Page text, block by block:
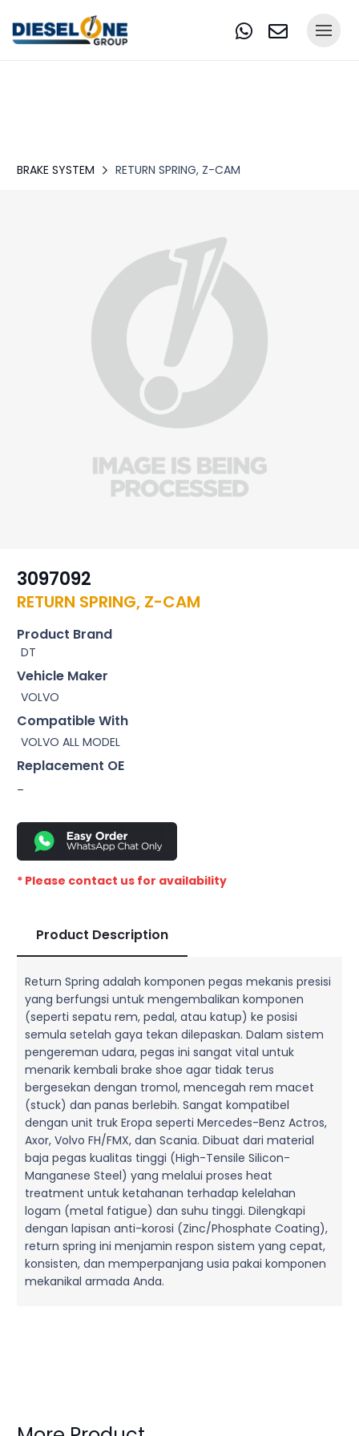
BRAKE SYSTEM RETURN SPRING, Z-CAM
3097092
RETURN SPRING, Z-CAM
Product Brand
DT
Vehicle Maker
VOLVO
Compatible With
VOLVO ALL MODEL
Replacement OE
–
* Please contact us for availability
Product Description
Return Spring adalah komponen pegas mekanis presisi
yang berfungsi untuk mengembalikan komponen
(seperti sepatu rem, pedal, atau katup) ke posisi
semula setelah gaya tekan dilepaskan. Dalam sistem
pengereman udara, pegas ini sangat vital untuk
menarik kembali brake shoe agar tidak terus
bergesekan dengan tromol, mencegah rem macet
(stuck) dan panas berlebih. Sangat kompatibel
dengan unit truk Eropa seperti Mercedes-Benz Actros,
Axor, Volvo FH/FMX, dan Scania. Dibuat dari material
baja pegas kualitas tinggi (High-Tensile Silicon-
Manganese Steel) yang melalui proses heat
treatment untuk ketahanan terhadap kelelahan
logam (metal fatigue) dan suhu tinggi. Dilengkapi
dengan lapisan anti-korosi (Zinc/Phosphate Coating),
return spring ini menjamin respon sistem yang cepat,
konsisten, dan memperpanjang usia pakai komponen
mekanikal armada Anda.